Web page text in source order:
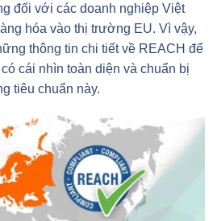
đối với các doanh nghiệp Việt
hóa vào thị trường EU. Vì vậy,
thông tin chi tiết về REACH để
cái nhìn toàn diện và chuẩn bị
tiêu chuẩn này.